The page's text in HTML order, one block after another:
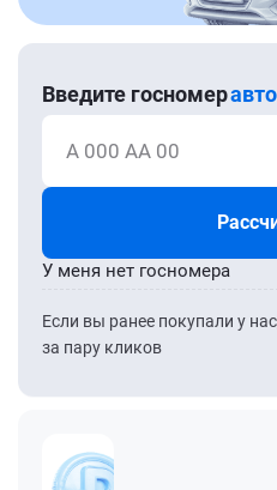
Введите госномер
А 000 АА 00
Если вы ранее покупали у
за пару кликов
У меня нет госномера